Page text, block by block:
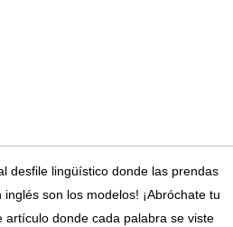
desfile lingüístico donde las prendas
son los modelos! ¡Abróchate tu
artículo donde cada palabra se viste